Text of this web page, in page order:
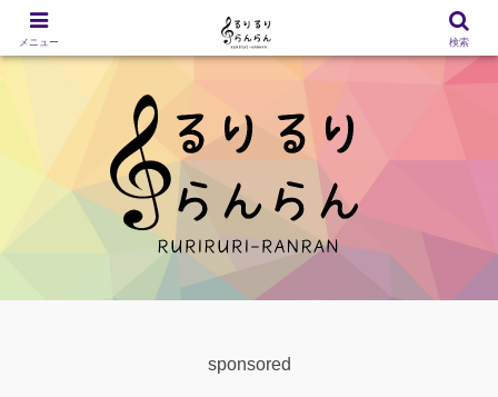
sponsored
メニュー 検索